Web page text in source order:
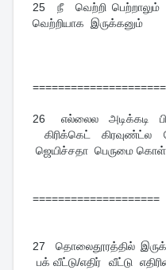
25 நீ வெற்றி பெற்றாலும்
வெற்றியாக இருக்கனும்
26 எல்லைல அடிக்கடி
கிரிக்கெட் கிரவுண்ட்ல
ஜெயிச்சதா பெருமை
====================
27தொலைதூரத்தில்
பக் வீட்டு/எதிர் வீட்டு